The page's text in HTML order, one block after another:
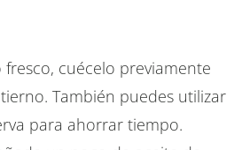
fresco, cuécelo previamente
También puedes utilizar
para ahorrar tiempo.